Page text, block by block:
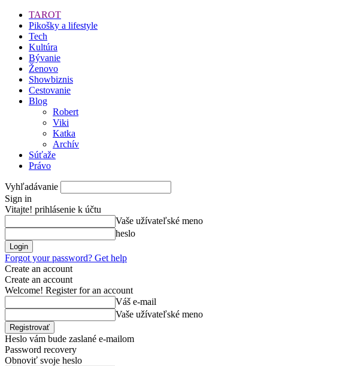
TAROT
Pikošky a lifestyle
Tech
Kultúra
Bývanie
Ženovo
Showbiznis
Cestovanie
Blog
Robert
Viki
Katka
Archív
Súťaže
Právo
Vyhľadávanie
Sign in
Vitajte! prihlásenie k účtu
Vaše užívateľské meno
heslo
Forgot your password? Get help
Create an account
Create an account
Welcome! Register for an account
Váš e-mail
Vaše užívateľské meno
Heslo vám bude zaslané e-mailom
Password recovery
Obnoviť svoje heslo